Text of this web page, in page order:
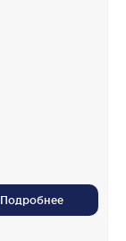
Подробнее